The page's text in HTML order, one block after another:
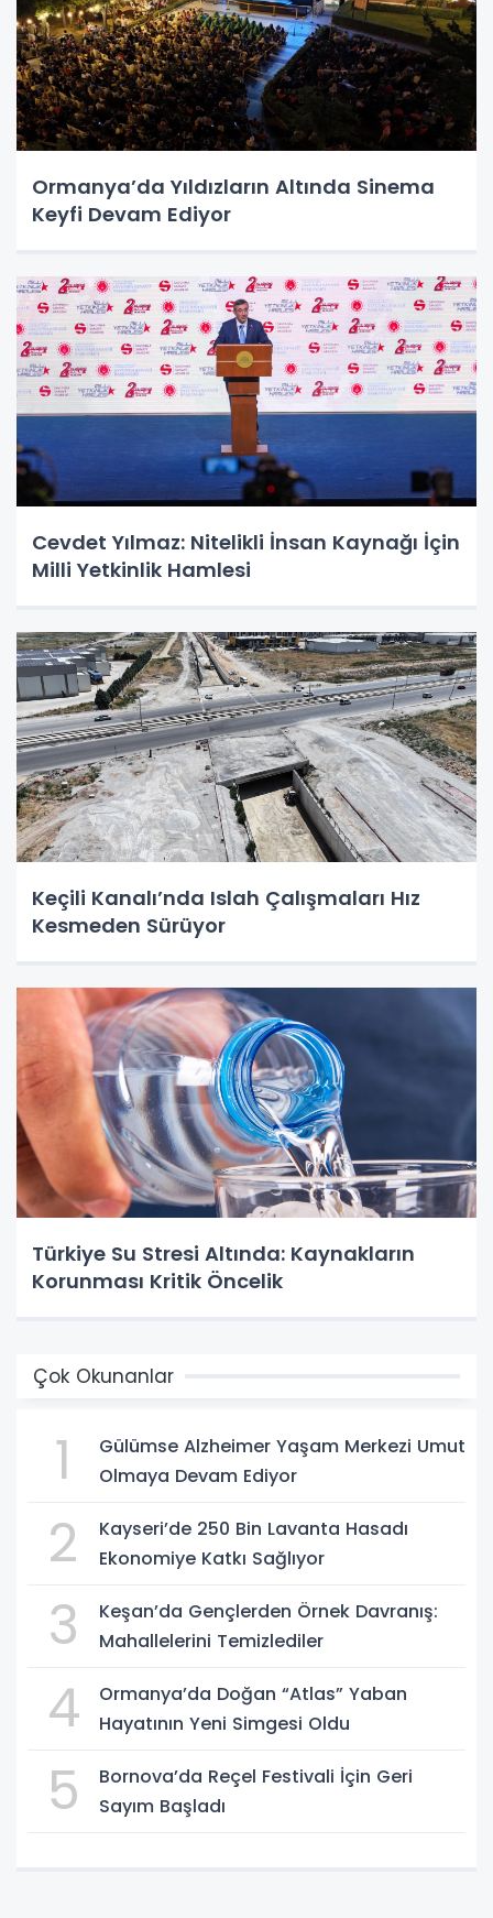
Ormanya’da Yıldızların Altında Sinema
Keyfi Devam Ediyor
Cevdet Yılmaz: Nitelikli İnsan Kaynağı İçin
Milli Yetkinlik Hamlesi
Keçili Kanalı’nda Islah Çalışmaları Hız
Kesmeden Sürüyor
Türkiye Su Stresi Altında: Kaynakların
Korunması Kritik Öncelik
Çok Okunanlar
1
Gülümse Alzheimer Yaşam Merkezi Umut
Olmaya Devam Ediyor
2
Kayseri’de 250 Bin Lavanta Hasadı
Ekonomiye Katkı Sağlıyor
3
Keşan’da Gençlerden Örnek Davranış:
Mahallelerini Temizlediler
4
Ormanya’da Doğan “Atlas” Yaban
Hayatının Yeni Simgesi Oldu
5
Bornova’da Reçel Festivali İçin Geri
Sayım Başladı